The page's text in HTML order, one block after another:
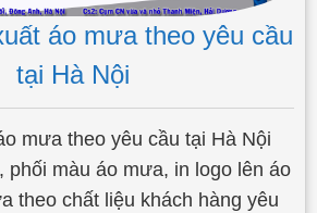
áo mưa theo yêu cầu
tại Hà Nội
mưa theo yêu cầu tại Hà Nội
phối màu áo mưa, in logo lên áo
theo chất liệu khách hàng yêu